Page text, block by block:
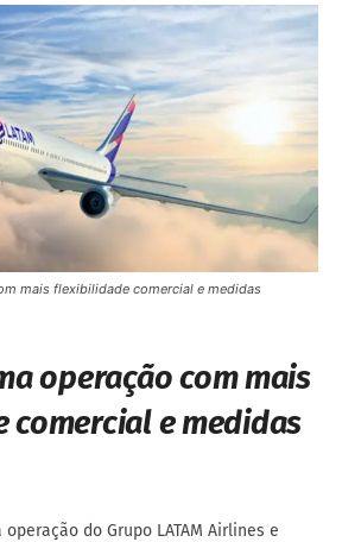
mais flexibilidade comercial e medidas
operação com mais
e medidas
do Grupo LATAM Airlines e